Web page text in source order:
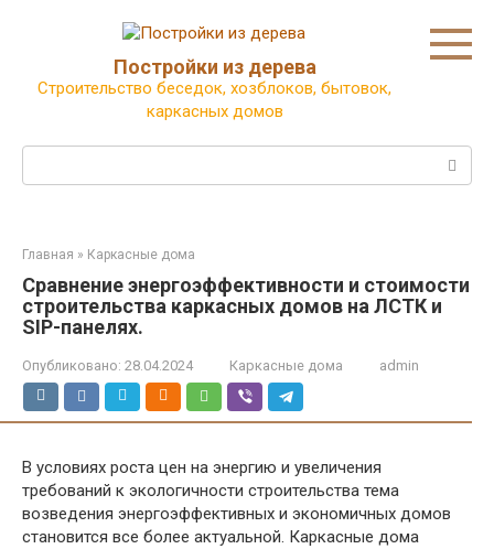
Постройки из дерева
Строительство беседок, хозблоков, бытовок,
каркасных домов
Главная » Каркасные дома
Сравнение энергоэффективности и стоимости
строительства каркасных домов на ЛСТК и
SIP-панелях.
Опубликовано: 28.04.2024 Каркасные дома admin
В условиях роста цен на энергию и увеличения
требований к экологичности строительства тема
возведения энергоэффективных и экономичных домов
становится все более актуальной. Каркасные дома